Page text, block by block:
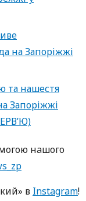
на Запоріжжі
та нашестя
Запоріжжі
нaшoгo
в Instagram!